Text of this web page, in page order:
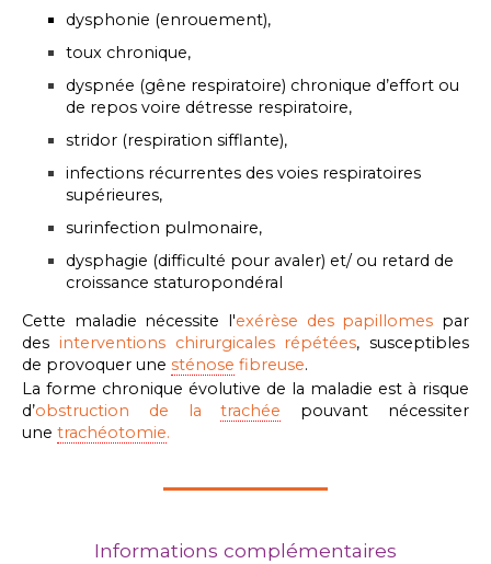
dysphonie (enrouement),
toux chronique,
dyspnée (gêne respiratoire) chronique d’effort ou
de repos voire détresse respiratoire,
stridor (respiration sifflante),
infections récurrentes des voies respiratoires
supérieures,
surinfection pulmonaire,
dysphagie (difficulté pour avaler) et/ ou retard de
croissance staturopondéral
Cette maladie nécessite l'exérèse des papillomes par
des interventions chirurgicales répétées, susceptibles
de provoquer une sténose fibreuse.
La forme chronique évolutive de la maladie est à risque
d’obstruction de latrachée pouvant nécessiter
une trachéotomie.
Informations complémentaires